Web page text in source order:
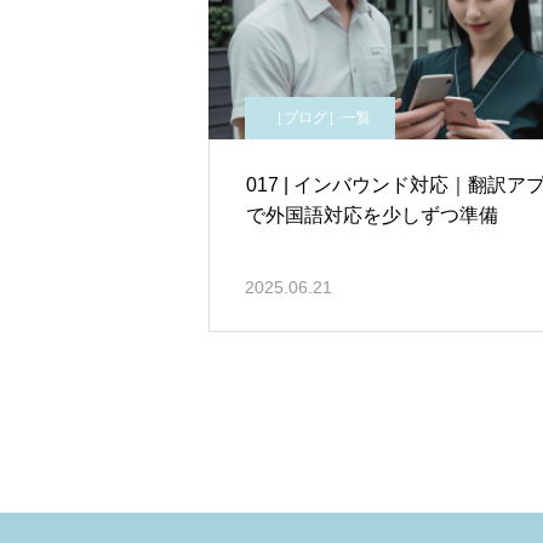
［ブログ］一覧
017 | インバウンド対応｜翻訳ア
で外国語対応を少しずつ準備
2025.06.21